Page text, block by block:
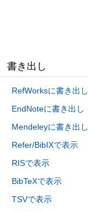
書き出し
RefWorksに書き出し
EndNoteに書き出し
Mendeleyに書き出し
Refer/BibIXで表示
RISで表示
BibTeXで表示
TSVで表示